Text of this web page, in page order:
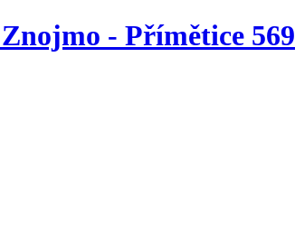
- Přímětice 569